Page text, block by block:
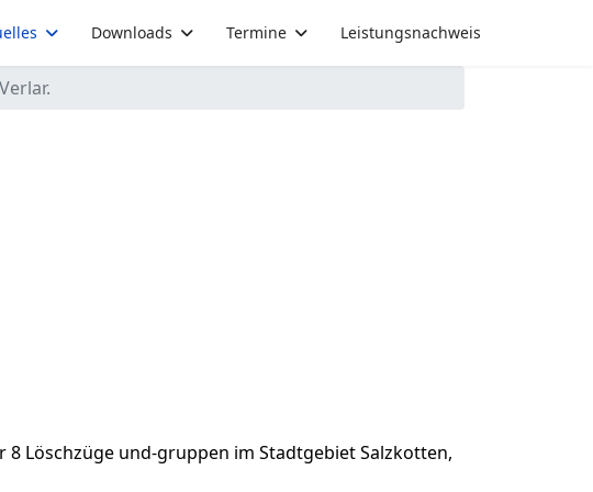
Downloads Termine Leistungsnachweis
Löschzüge und-gruppen im Stadtgebiet Salzkotten,